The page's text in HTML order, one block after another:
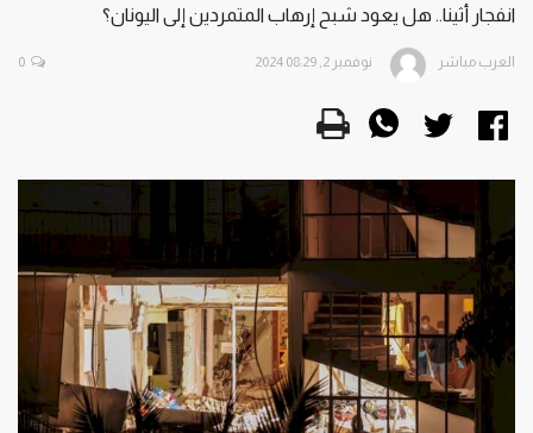
انفجار أثينا.. هل يعود شبح إرهاب المتمردين إلى اليونان؟
العرب مباشر نوفمبر 2, 2024 08:29 0